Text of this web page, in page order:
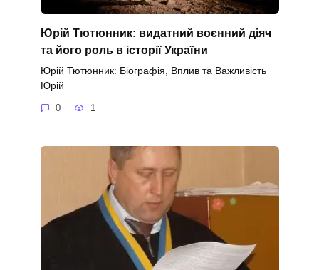
Юрій Тютюнник: видатний воєнний діяч
та його роль в історії України
Юрій Тютюнник: Біографія, Вплив та Важливість
Юрій
0 1